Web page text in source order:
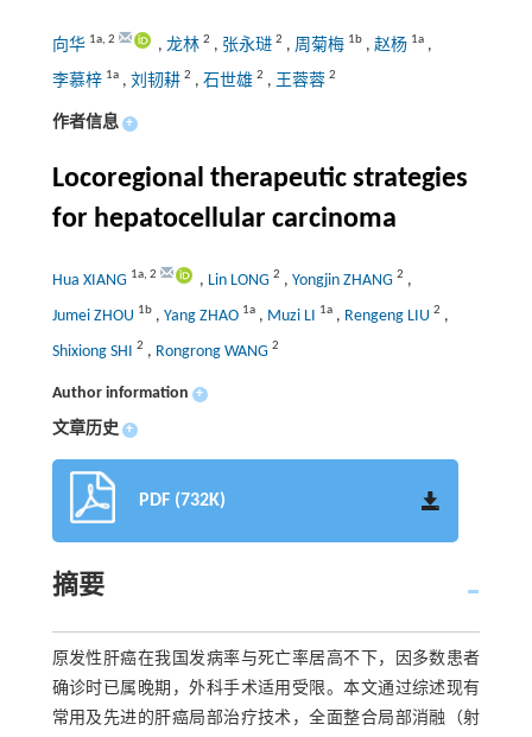
向华 1a, 2 , 龙林 2 , 张永琎 2 , 周菊梅 1b, 赵杨 1a,
李慕梓 1a, 刘韧耕 2 , 石世雄 2 , 王蓉蓉 2
作者信息 +
Locoregional therapeutic strategies
for hepatocellular carcinoma
Hua XIANG 1a, 2 , Lin LONG 2 , Yongjin ZHANG 2 ,
Jumei ZHOU 1b, Yang ZHAO 1a, Muzi LI 1a, Rengeng LIU 2 ,
Shixiong SHI 2 , Rongrong WANG 2
Author information +
文章历史 +
PDF (732K)
摘要
原发性肝癌在我国发病率与死亡率居高不下，因多数患者
确诊时已属晚期，外科手术适用受限。本文通过综述现有
常用及先进的肝癌局部治疗技术，全面整合局部消融（射